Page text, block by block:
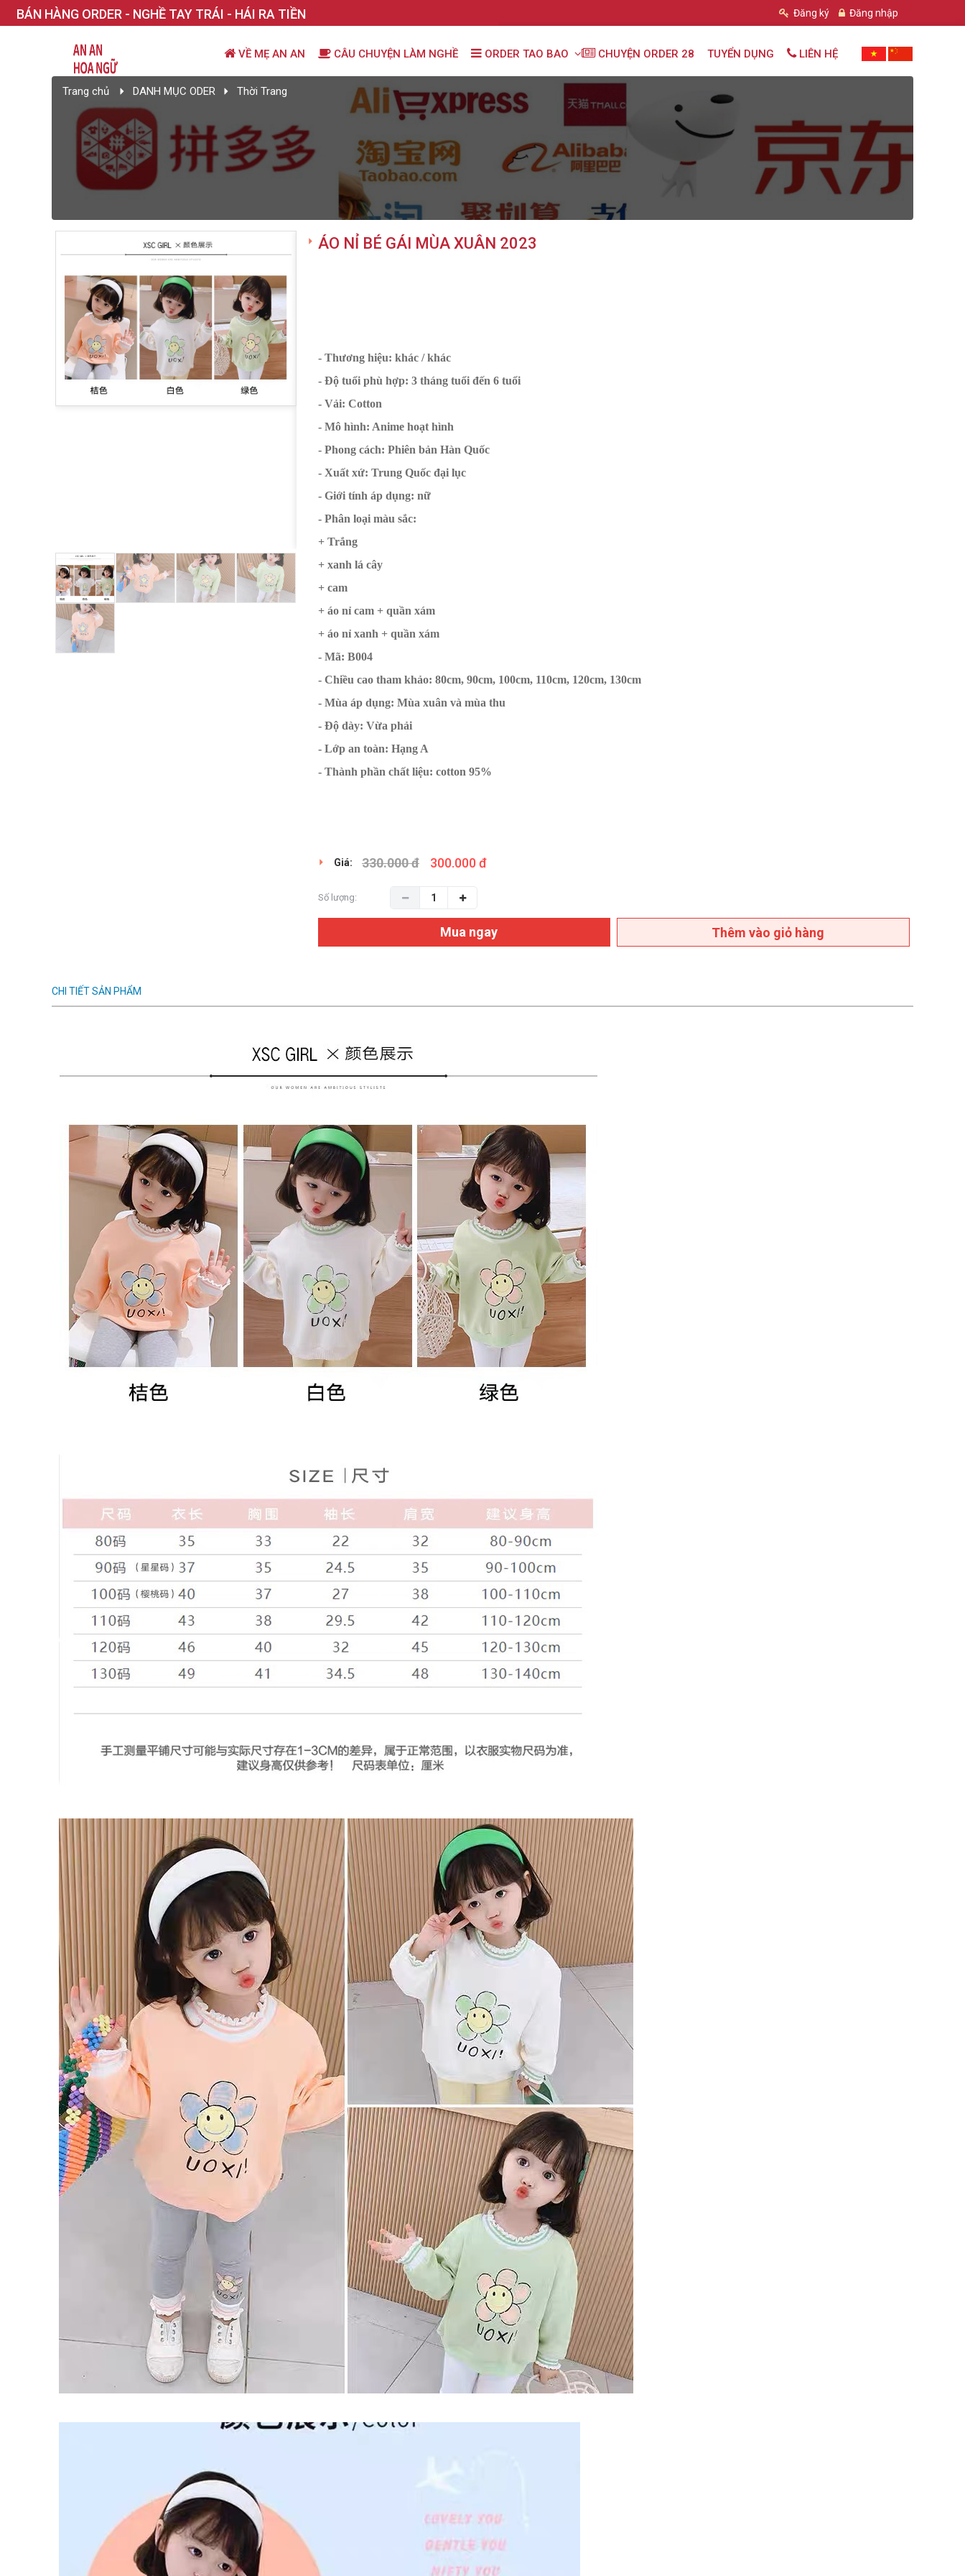
Đăng ký Đăng nhập
BÁN HÀNG ORDER - NGHỀ TAY TRÁI - HÁI RA TIỀN
VỀ MẸ AN AN CÂU CHUYỆN LÀM NGHỀ ORDER TAO BAO CHUYỆN ORDER 28 TUYỂN DỤNG LIÊN HỆ
Trang chủ DANH MỤC ODER Thời Trang
ÁO NỈ BÉ GÁI MÙA XUÂN 2023
- Thương hiệu: khác / khác
- Độ tuổi phù hợp: 3 tháng tuổi đến 6 tuổi
- Vải: Cotton
- Mô hình: Anime hoạt hình
- Phong cách: Phiên bản Hàn Quốc
- Xuất xứ: Trung Quốc đại lục
- Giới tính áp dụng: nữ
- Phân loại màu sắc:
+ Trắng
+ xanh lá cây
+ cam
+ áo nỉ cam + quần xám
+ áo nỉ xanh + quần xám
- Mã: B004
- Chiều cao tham khảo: 80cm, 90cm, 100cm, 110cm, 120cm, 130cm
- Mùa áp dụng: Mùa xuân và mùa thu
- Độ dày: Vừa phải
- Lớp an toàn: Hạng A
- Thành phần chất liệu: cotton 95%
Giá: 330.000 đ 300.000 đ
Số lượng:
Mua ngay Thêm vào giỏ hàng
CHI TIẾT SẢN PHẨM